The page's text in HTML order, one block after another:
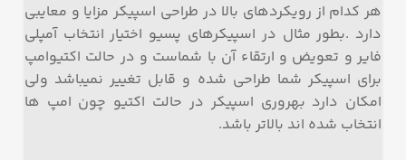
هر کدام از رویکردهای بالا در طراحی اسپیکر مزایا و معایبی
دارد .بطور مثال در اسپیکرهای پسیو اختیار انتخاب آمپلی
فایر و تعویض و ارتقاء آن با شماست و در حالت اکتیوامپ
برای اسپیکر شما طراحی شده و قابل تغییر نمیباشد ولی
امکان دارد بهروری اسپیکر در حالت اکتیو چون امپ ها
انتخاب شده اند بالاتر باشد.